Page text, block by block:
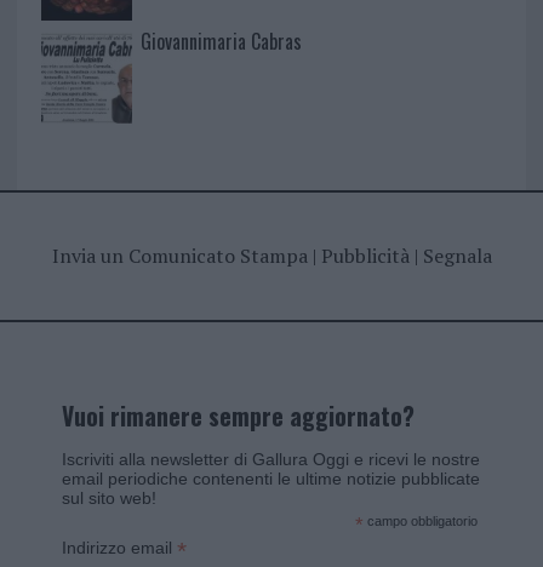
Giovannimaria Cabras
Invia un Comunicato Stampa| Pubblicità| Segnala
Vuoi rimanere sempre aggiornato?
Iscriviti alla newsletter di Gallura Oggi e ricevi le nostre
email periodiche contenenti le ultime notizie pubblicate
sul sito web!
* campo obbligatorio
Indirizzo email *